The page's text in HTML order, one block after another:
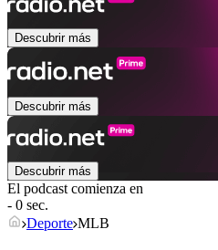
Descubrir más
Descubrir más
Descubrir más
El podcast comienza en
- 0 sec.
Deporte MLB